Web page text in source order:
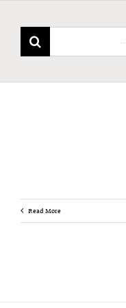
Read More